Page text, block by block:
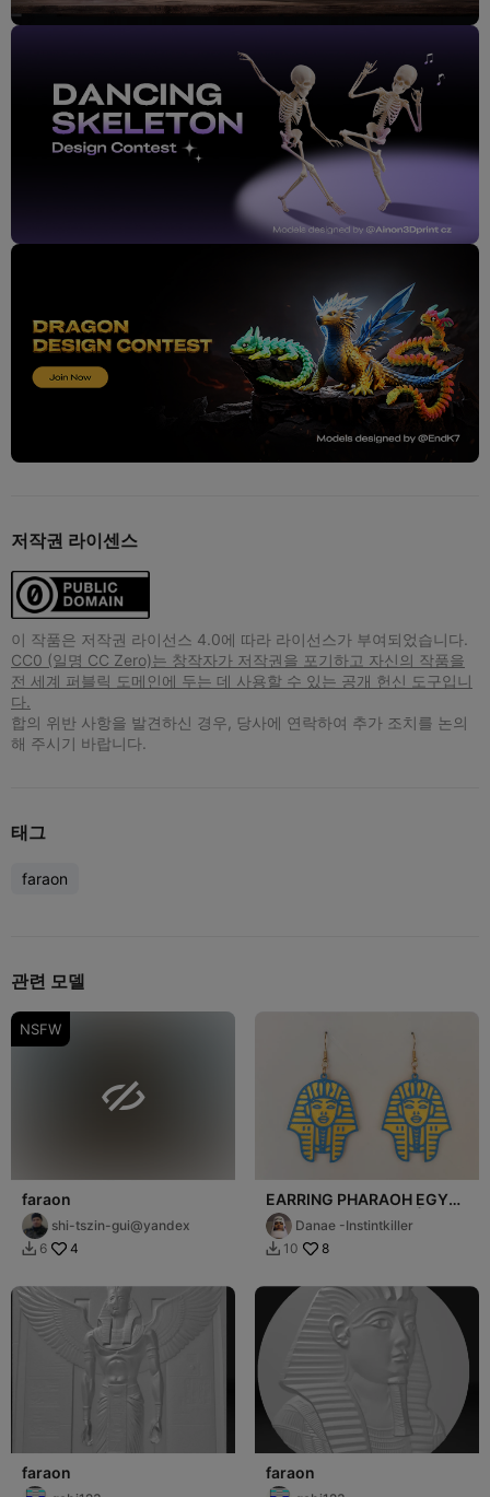
저작권 라이센스
이 작품은 저작권 라이선스 4.0에 따라 라이선스가 부여되었습니다.
CC0 (일명 CC Zero)는 창작자가 저작권을 포기하고 자신의 작품을
전 세계 퍼블릭 도메인에 두는 데 사용할 수 있는 공개 헌신 도구입니
다.
합의 위반 사항을 발견하신 경우, 당사에 연락하여 추가 조치를 논의
해 주시기 바랍니다.
태그
faraon
관련 모델
NSFW

faraon
shi-tszin-gui@yandex
 6 4
EARRING PHARAOH EGYPT
AROS EGIPTO FARAÓN
Danae -Instintkiller
 10 8
faraon faraon